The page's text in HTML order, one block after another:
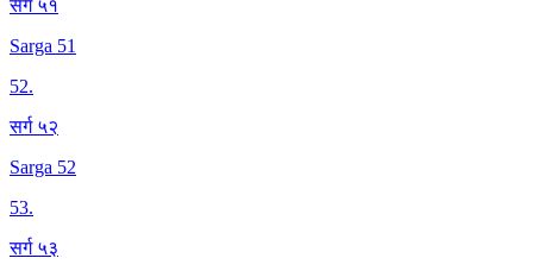
सर्ग ५१
Sarga 51
52.
सर्ग ५२
Sarga 52
53.
सर्ग ५३